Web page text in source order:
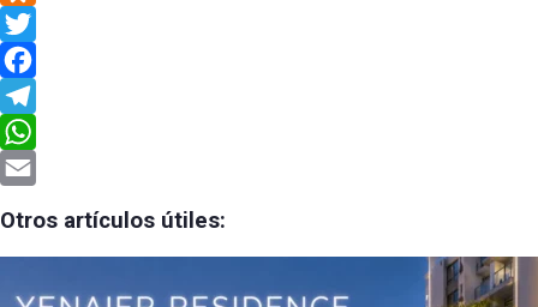
Odnoklassniki
Twitter
Facebook
Telegram
WhatsApp
Otros artículos útiles: